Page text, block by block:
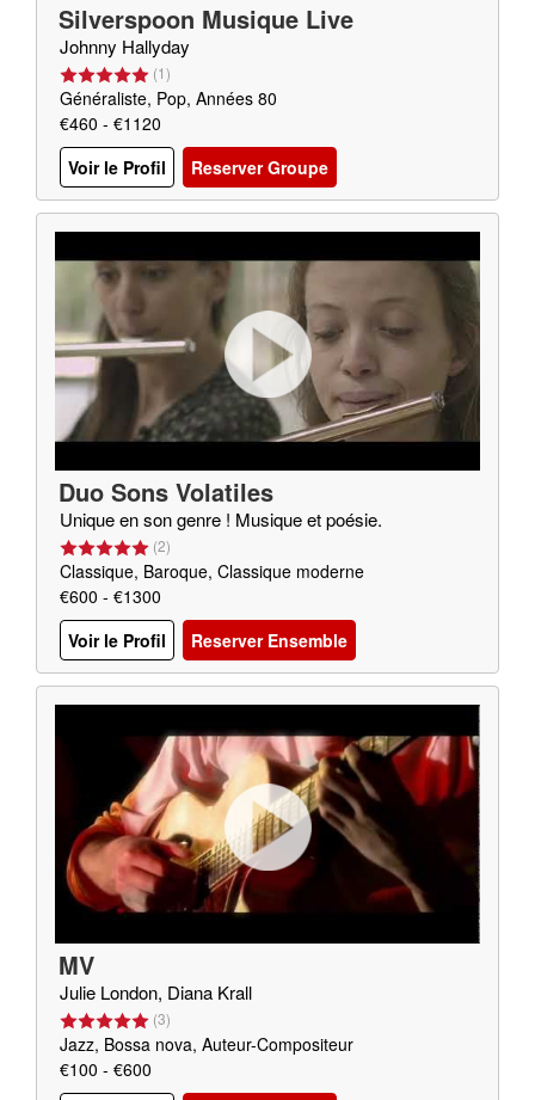
Silverspoon Musique Live
Johnny Hallyday
(1)
Généraliste, Pop, Années 80
€460 - €1120
Voir le Profil
Reserver Groupe
Duo Sons Volatiles
Unique en son genre ! Musique et poésie.
(2)
Classique, Baroque, Classique moderne
€600 - €1300
Voir le Profil
Reserver Ensemble
MV
Julie London, Diana Krall
(3)
Jazz, Bossa nova, Auteur-Compositeur
€100 - €600